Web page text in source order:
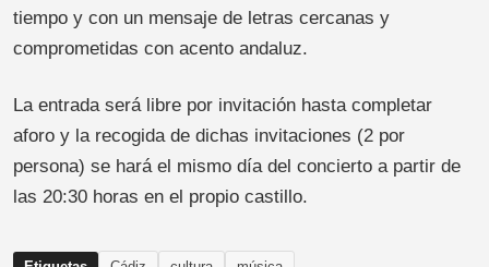
tiempo y con un mensaje de letras cercanas y
comprometidas con acento andaluz.
La entrada será libre por invitación hasta completar
aforo y la recogida de dichas invitaciones (2 por
persona) se hará el mismo día del concierto a partir de
las 20:30 horas en el propio castillo.